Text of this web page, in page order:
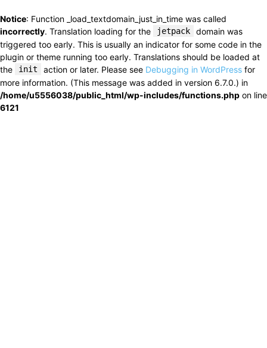
Notice: Function _load_textdomain_just_in_time was called
incorrectly. Translation loading for the jetpack
domain was
triggered too early. This is usually an indicator for some code in the
plugin or theme running too early. Translations should be loaded at
the
init action or later. Please see Debugging in WordPress for
more information. (This message was added in version 6.7.0.) in
/home/u5556038/public_html/wp-includes/functions.php on line
6121